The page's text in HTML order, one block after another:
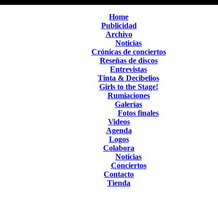
Home
Publicidad
Archivo
Noticias
Crónicas de conciertos
Reseñas de discos
Entrevistas
Tinta & Decibelios
Girls to the Stage!
Rumiaciones
Galerías
Fotos finales
Videos
Agenda
Logos
Colabora
Noticias
Conciertos
Contacto
Tienda